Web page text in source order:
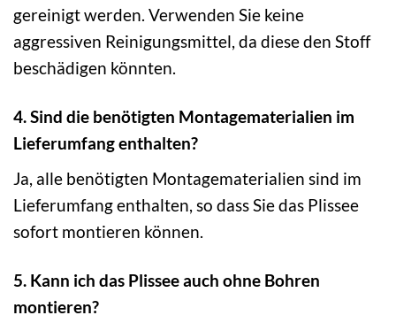
gereinigt werden. Verwenden Sie keine
aggressiven Reinigungsmittel, da diese den Stoff
beschädigen könnten.
4. Sind die benötigten Montagematerialien im
Lieferumfang enthalten?
Ja, alle benötigten Montagematerialien sind im
Lieferumfang enthalten, so dass Sie das Plissee
sofort montieren können.
5. Kann ich das Plissee auch ohne Bohren
montieren?